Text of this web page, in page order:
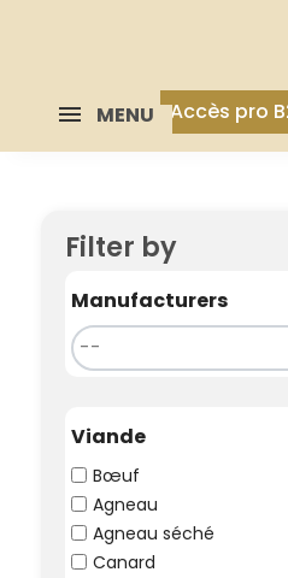
MENU Accès pro
Filter by
Manufacturers
Viande
Bœuf
Agneau
Agneau séché
Canard